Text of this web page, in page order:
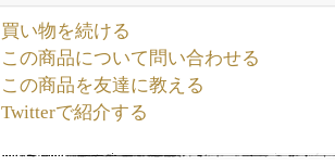
買い物を続ける
この商品について問い合わせる
この商品を友達に教える
Twitterで紹介する